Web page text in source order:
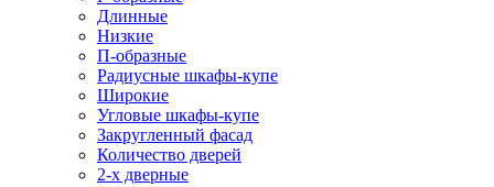
Длинные
Низкие
П-образные
Радиусные шкафы-купе
Широкие
Угловые шкафы-купе
Закругленный фасад
Количество дверей
2-х дверные